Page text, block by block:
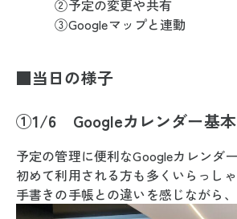
②予定の変更や共有
③Googleマップと連動
■当日の様子
①1/6 Googleカレンダー基本
予定の管理に便利なGoogleカレンダー
初めて利用される方も多くいらっしゃ
手書きの手帳との違いを感じながら